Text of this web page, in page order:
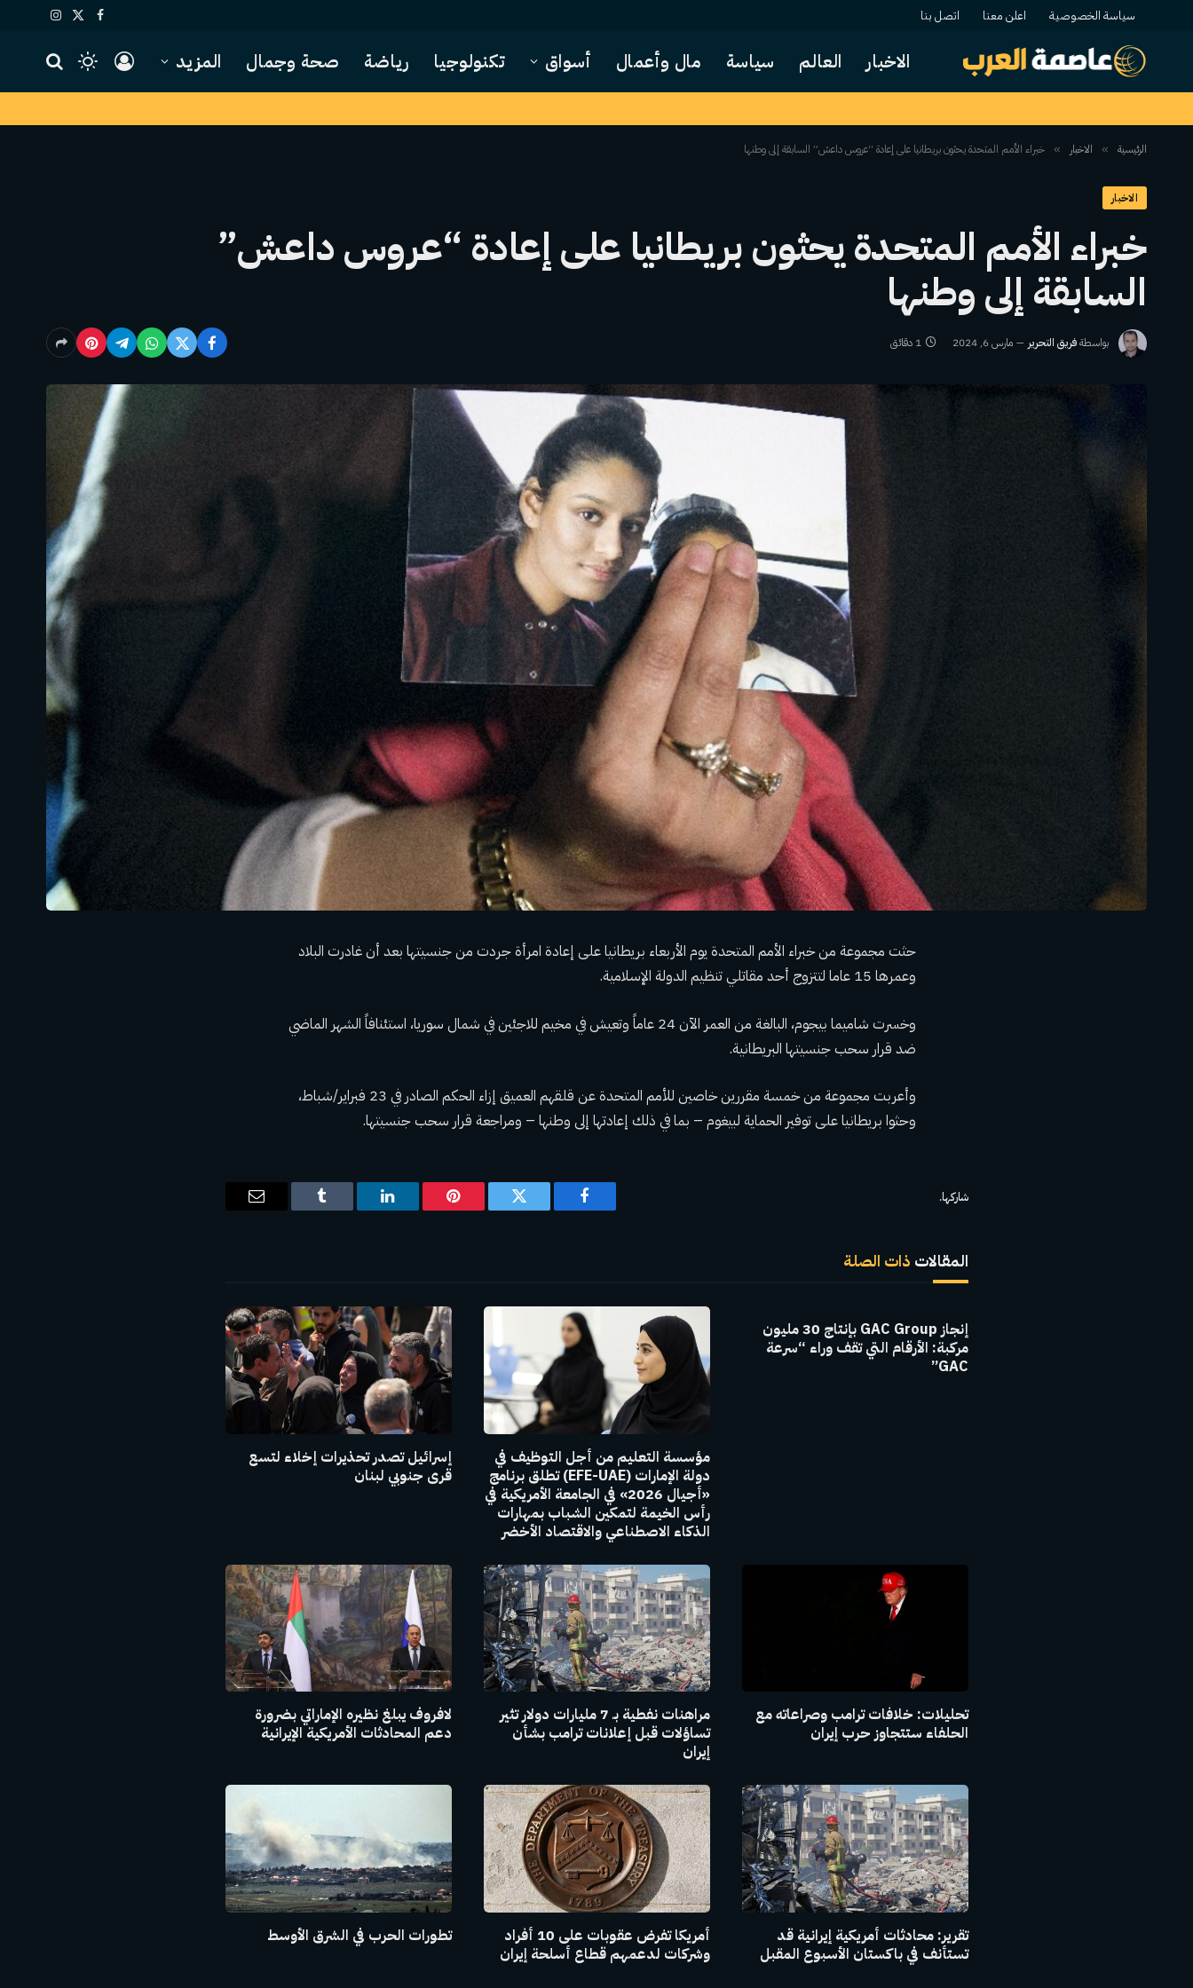
سياسة الخصوصية اعلن معنا اتصل بنا فيسبوك
X
الانستغرام
الاخبار العالم سياسة مال وأعمال أسواق تكنولوجيا رياضة صحة وجمال المزيد
الرئيسية » الاخبار » خبراء الأمم المتحدة يحثون بريطانيا على إعادة “عروس داعش” السابقة إلى وطنها
الاخبار
خبراء الأمم المتحدة يحثون بريطانيا على إعادة “عروس داعش”
السابقة إلى وطنها
بواسطةفريق التحرير مارس 6, 2024 1 دقائق
حثت مجموعة من خبراء الأمم المتحدة يوم الأربعاء بريطانيا على إعادة امرأة جردت من جنسيتها بعد أن غادرت البلاد
وعمرها 15 عاما لتتزوج أحد مقاتلي تنظيم الدولة الإسلامية.
وخسرت شاميما بيجوم، البالغة من العمر الآن 24 عاماً وتعيش في مخيم للاجئين في شمال سوريا، استئنافاً الشهر الماضي
ضد قرار سحب جنسيتها البريطانية.
وأعربت مجموعة من خمسة مقررين خاصين للأمم المتحدة عن قلقهم العميق إزاء الحكم الصادر في 23 فبراير/شباط،
وحثوا بريطانيا على توفير الحماية لبيغوم – بما في ذلك إعادتها إلى وطنها – ومراجعة قرار سحب جنسيتها.
شاركها.
فيسبوك تويتر بينتيريستلينكدإن Tumblr
البريد
المقالات ذات الصلة
إنجاز GAC Group بإنتاج 30 مليون
مركبة: الأرقام التي تقف وراء “سرعة
GAC”
مؤسسة التعليم من أجل التوظيف في
دولة الإمارات (EFE-UAE) تطلق برنامج
«أجيال 2026» في الجامعة الأمريكية في
رأس الخيمة لتمكين الشباب بمهارات
الذكاء الاصطناعي والاقتصاد الأخضر
إسرائيل تصدر تحذيرات إخلاء لتسع
قرى جنوبي لبنان
تحليلات: خلافات ترامب وصراعاته مع
الحلفاء ستتجاوز حرب إيران
مراهنات نفطية بـ 7 مليارات دولار تثير
تساؤلات قبل إعلانات ترامب بشأن
إيران
لافروف يبلغ نظيره الإماراتي بضرورة
دعم المحادثات الأمريكية الإيرانية
تقرير: محادثات أمريكية إيرانية قد
تستأنف في باكستان الأسبوع المقبل
أمريكا تفرض عقوبات على 10 أفراد
وشركات لدعمهم قطاع أسلحة إيران
تطورات الحرب في الشرق الأوسط